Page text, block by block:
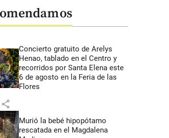
Concierto gratuito de Arelys
Henao, tablado en el Centro y
recorridos por Santa Elena este
6 de agosto en la Feria de las
Flores
share
Murió la bebé hipopótamo
rescatada en el Magdalena